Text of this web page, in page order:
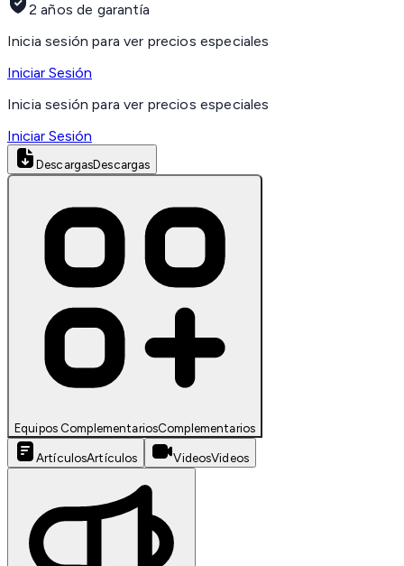
2 años de garantía
Inicia sesión para ver precios especiales
Iniciar Sesión
Inicia sesión para ver precios especiales
Iniciar Sesión
DescargasDescargas
Equipos ComplementariosComplementarios
ArtículosArtículos VideosVideos